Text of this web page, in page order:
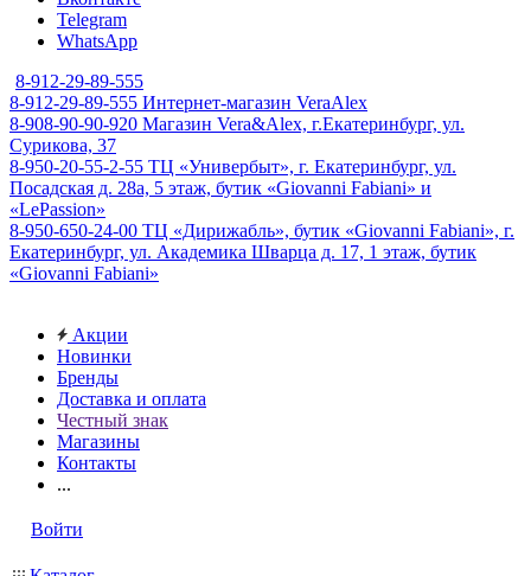
Telegram
WhatsApp
8-912-29-89-555
8-912-29-89-555 Интернет-магазин VeraAlex
8-908-90-90-920 Магазин Vera&Alex, г.Екатеринбург, ул.
Сурикова, 37
8-950-20-55-2-55 ТЦ «Универбыт», г. Екатеринбург, ул.
Посадская д. 28а, 5 этаж, бутик «Giovanni Fabiani» и
«LePassion»
8-950-650-24-00 ТЦ «Дирижабль», бутик «Giovanni Fabiani», г.
Екатеринбург, ул. Академика Шварца д. 17, 1 этаж, бутик
«Giovanni Fabiani»
Акции
Новинки
Бренды
Доставка и оплата
Честный знак
Магазины
Контакты
...
Войти